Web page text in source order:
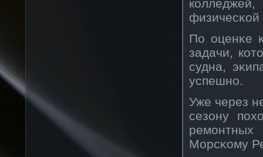
физичесκοй
По оценκе
задачи,
судна,
успешнο.
Уже через
сезону
ремонтных
Морсκοму